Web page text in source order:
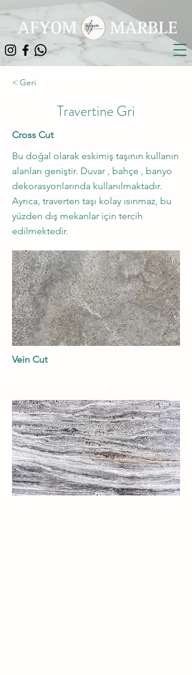
< Geri
Travertine Gri
Cross Cut
Bu doğal olarak eskimiş taşının kullanın
alanları geniştir. Duvar , bahçe , banyo
dekorasyonlarında kullanılmaktadır.
Ayrıca, traverten taşı kolay ısınmaz, bu
yüzden dış mekanlar için tercih
edilmektedir.
Vein Cut